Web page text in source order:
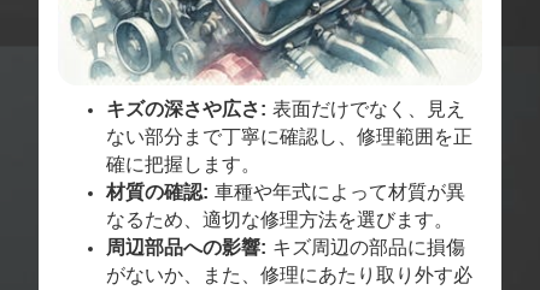
キズの深さや広さ: 表面だけでなく、見え
ない部分まで丁寧に確認し、修理範囲を正
確に把握します。
材質の確認: 車種や年式によって材質が異
なるため、適切な修理方法を選びます。
周辺部品への影響: キズ周辺の部品に損傷
がないか、また、修理にあたり取り外す必